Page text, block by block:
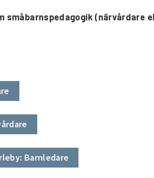
småbarnspedagogik (närvårdare
Barnledare